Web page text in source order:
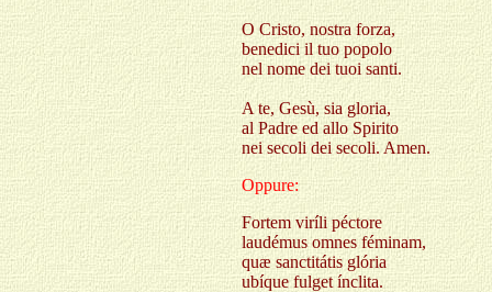
O Cristo, nostra forza,
benedici il tuo popolo
nel nome dei tuoi santi.
A te, Gesù, sia gloria,
al Padre ed allo Spirito
nei secoli dei secoli. Amen.
Oppure:
Fortem viríli péctore
laudémus omnes féminam,
quæ sanctitátis glória
ubíque fulget ínclita.